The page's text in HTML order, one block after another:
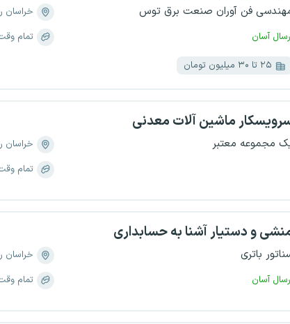
فن آوران صنعت برق توس
آسان
خراسان
تمام
۲۵ تا ۳۰ میلیون تومان
ماشین آلات معدنی
مجموعه معتبر
خراسان
تمام
و دستیار آشنا به حسابداری
باتری
آسان
خراسان
تمام